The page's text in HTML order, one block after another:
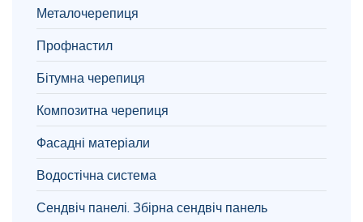
Металочерепиця
Профнастил
Бітумна черепиця
Композитна черепиця
Фасадні матеріали
Водостічна система
Сендвіч панелі. Збірна сендвіч панель